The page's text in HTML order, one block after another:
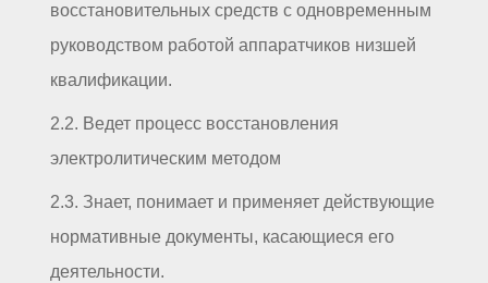
восстановительных средств с одновременным
руководством работой аппаратчиков низшей
квалификации.
2.2. Ведет процесс восстановления
электролитическим методом
2.3. Знает, понимает и применяет действующие
нормативные документы, касающиеся его
деятельности.